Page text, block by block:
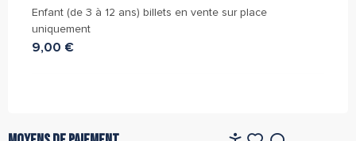
Enfant (de 3 à 12 ans) billets en vente sur place
uniquement
9,00 €